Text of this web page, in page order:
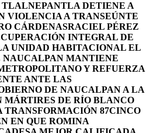
DETIENE A
VIOLENCIA A TRANSEÚNTE
CÁRDENASRACIEL PÉREZ
INTEGRAL DE
UNIDAD HABITACIONAL EL
NAUCALPAN MANTIENE
Y REFUERZA
ANTE LAS
DE NAUCALPAN A LA
DE RÍO BLANCO
87CINCO
EN QUE ROMINA